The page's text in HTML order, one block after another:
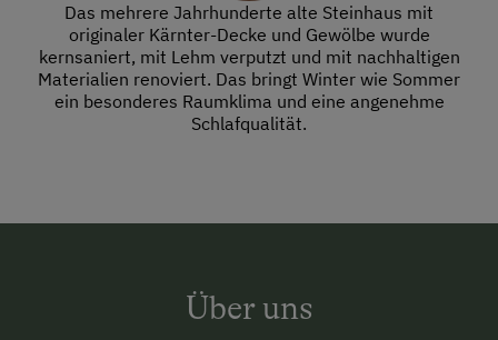
Das mehrere Jahrhunderte alte Steinhaus mit
originaler Kärnter-Decke und Gewölbe wurde
kernsaniert, mit Lehm verputzt und mit nachhaltigen
Materialien renoviert. Das bringt Winter wie Sommer
ein besonderes Raumklima und eine angenehme
Schlafqualität.
Über uns